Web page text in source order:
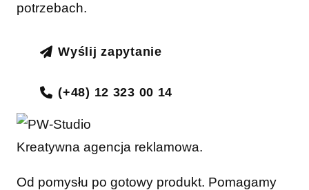
potrzebach.
Wyślij zapytanie
(+48) 12 323 00 14
Kreatywna agencja reklamowa.
Od pomysłu po gotowy produkt. Pomagamy